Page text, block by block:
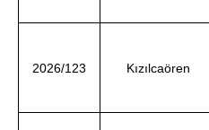
2026/123 Kızılcaören